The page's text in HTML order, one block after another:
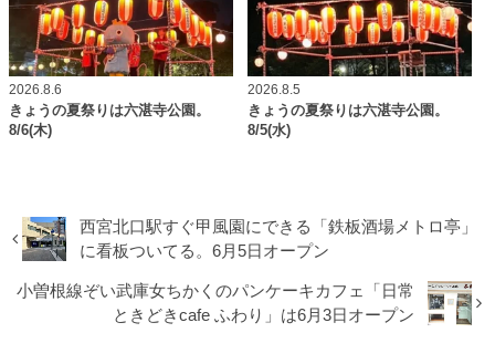
2026.8.6
きょうの夏祭りは六湛寺公園。
8/6(木)
2026.8.5
きょうの夏祭りは六湛寺公園。
8/5(水)
西宮北口駅すぐ甲風園にできる「鉄板酒場メトロ亭」
に看板ついてる。6月5日オープン
小曽根線ぞい武庫女ちかくのパンケーキカフェ「日常
ときどきcafe ふわり」は6月3日オープン